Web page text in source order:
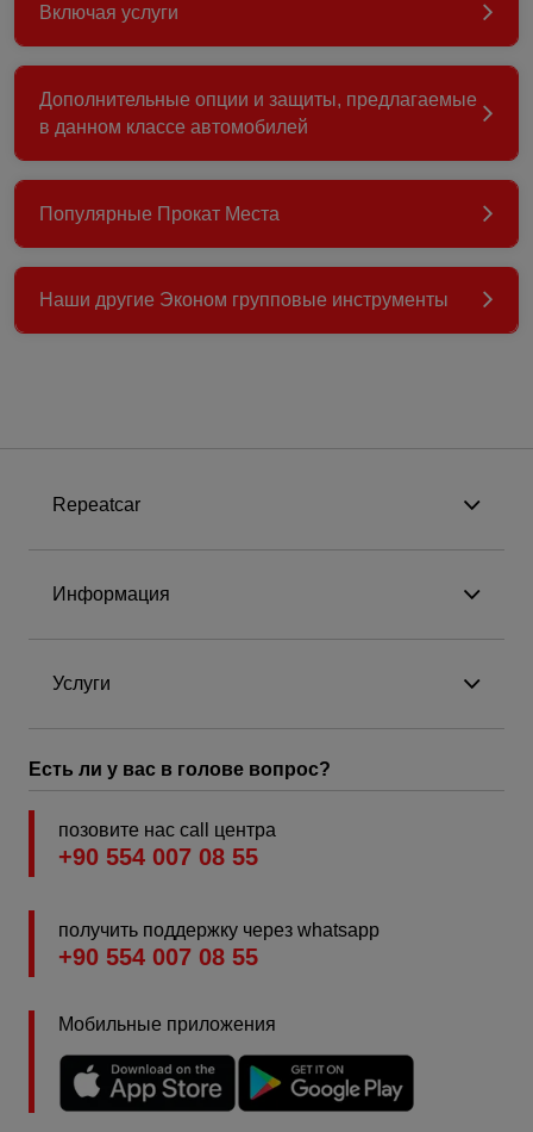
Включая услуги
Дополнительные опции и защиты, предлагаемые
в данном классе автомобилей
Популярные Прокат Места
Наши другие Эконом групповые инструменты
Repeatcar
Информация
Услуги
Есть ли у вас в голове вопрос?
позовите нас call центра
+90 554 007 08 55
получить поддержку через whatsapp
+90 554 007 08 55
Мобильные приложения